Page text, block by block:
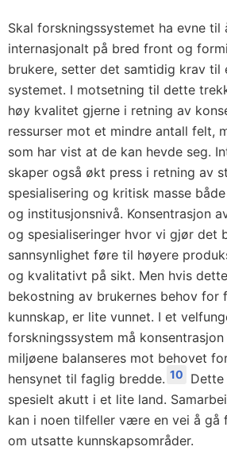
Skal forskningssystemet ha evne til
internasjonalt på bred front og
brukere, setter det samtidig krav til
systemet. I motsetning til dette
høy kvalitet gjerne i retning av
ressurser mot et mindre antall felt,
som har vist at de kan hevde seg.
skaper også økt press i retning av
spesialisering og kritisk masse
og institusjonsnivå. Konsentrasjon
og spesialiseringer hvor vi gjør det
sannsynlighet føre til høyere
og kvalitativt på sikt. Men hvis
bekostning av brukernes behov for
kunnskap, er lite vunnet. I et
forskningssystem må
miljøene balanseres mot behovet
hensynet til faglig bredde. 10
spesielt akutt i et lite land.
kan i noen tilfeller være en vei å gå
om utsatte kunnskapsområder.